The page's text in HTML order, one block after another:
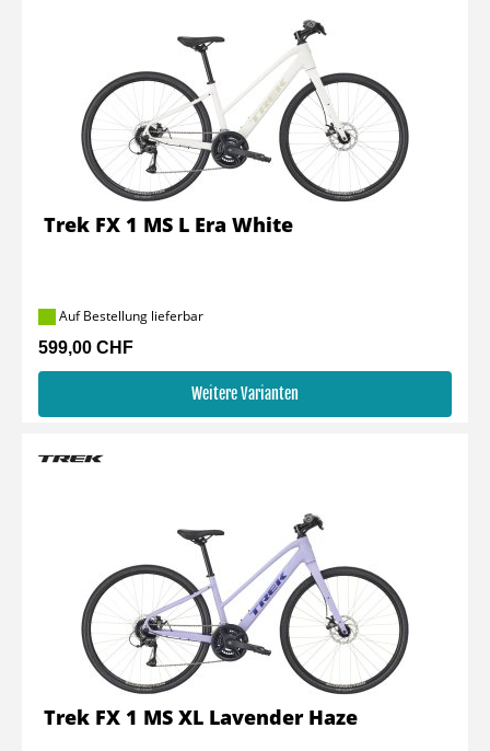
Auf Bestellung lieferbar
599,00 CHF
Weitere Varianten
Trek FX 1 MS L Era White
Trek FX 1 MS XL Lavender Haze